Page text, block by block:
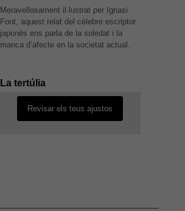
Meravellosament il·lustrat per Ignasi
Font, aquest relat del cèlebre escriptor
japonès ens parla de la soledat i la
manca d’afecte en la societat actual.
La tertúlia
És possible que la vostra
configuració us impedeixi veure
Revisar els teus ajustos
Necessàries
Aquestes
cookies no
són
opcionals,
funcionament
web.